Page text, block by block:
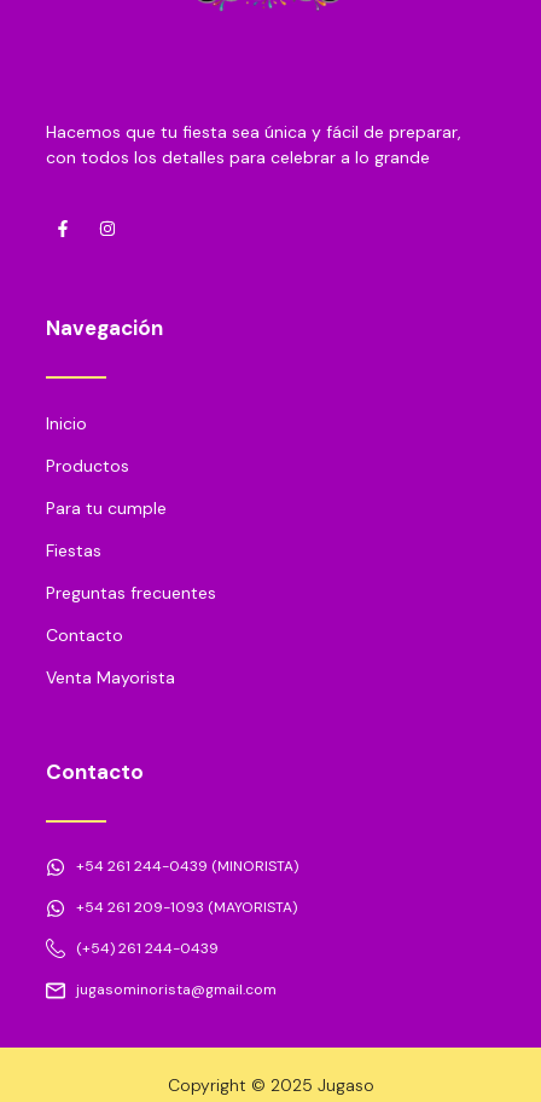
Hacemos que tu fiesta sea única y fácil de preparar,
con todos los detalles para celebrar a lo grande
Navegación
Inicio
Productos
Para tu cumple
Fiestas
Preguntas frecuentes
Contacto
Venta Mayorista
Contacto
+54 261 244-0439 (MINORISTA)
+54 261 209-1093 (MAYORISTA)
(+54) 261 244-0439
jugasominorista@gmail.com
Copyright © 2025 Jugaso